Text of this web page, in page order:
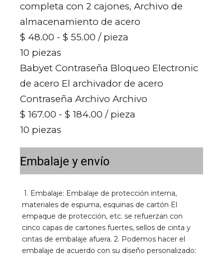
completa con 2 cajones, Archivo de
almacenamiento de acero
$ 48.00 - $ 55.00 / pieza
10 piezas
Babyet Contraseña Bloqueo Electronic
de acero El archivador de acero
Contraseña Archivo Archivo
$ 167.00 - $ 184.00 / pieza
10 piezas
Embalaje y envío
1. Embalaje: Embalaje de protección interna,
materiales de espuma, esquinas de cartón El
empaque de protección, etc. se refuerzan con
cinco capas de cartones fuertes, sellos de cinta y
cintas de embalaje afuera. 2. Podemos hacer el
embalaje de acuerdo con su diseño personalizado: